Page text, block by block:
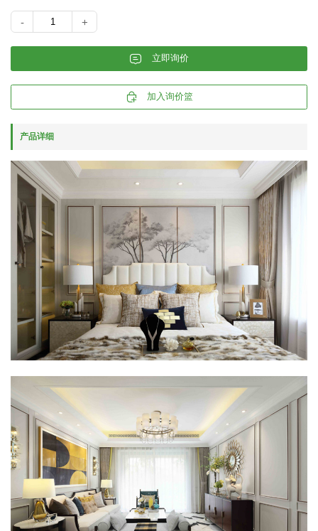
- +
𐄰 立即询价
 加入询价篮
产品详细